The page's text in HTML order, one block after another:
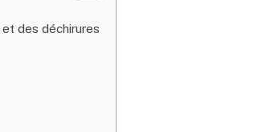
des déchirures